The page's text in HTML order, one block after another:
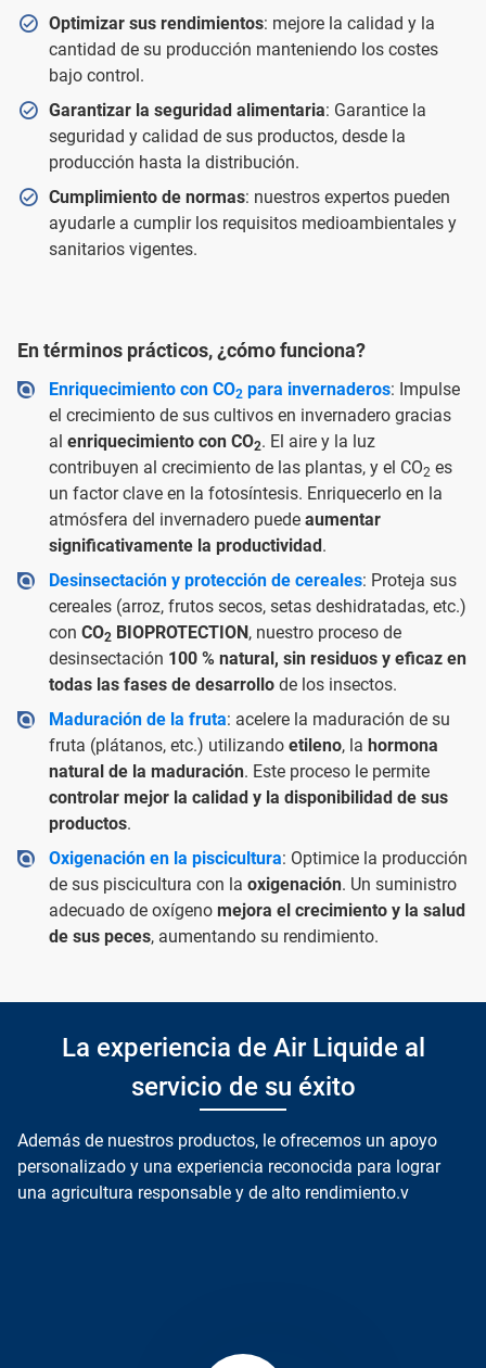
Optimizar sus rendimientos: mejore la calidad y la
cantidad de su producción manteniendo los costes
bajo control.
Garantizar la seguridad alimentaria: Garantice la
seguridad y calidad de sus productos, desde la
producción hasta la distribución.
Cumplimiento de normas: nuestros expertos pueden
ayudarle a cumplir los requisitos medioambientales y
sanitarios vigentes.
En términos prácticos, ¿cómo funciona?
Enriquecimiento con CO2para invernaderos: Impulse
el crecimiento de sus cultivos en invernadero gracias
al enriquecimiento con CO2. El aire y la luz
contribuyen al crecimiento de las plantas, y el CO2 es
un factor clave en la fotosíntesis. Enriquecerlo en la
atmósfera del invernadero puede aumentar
significativamente la productividad.
Desinsectación y protección de cereales: Proteja sus
cereales (arroz, frutos secos, setas deshidratadas, etc.)
con CO2BIOPROTECTION, nuestro proceso de
desinsectación 100 % natural, sin residuos y eficaz en
todas las fases de desarrollode los insectos.
Maduración de la fruta: acelere la maduración de su
fruta (plátanos, etc.) utilizando etileno, la hormona
natural de la maduración. Este proceso le permite
controlar mejor la calidad y la disponibilidad de sus
productos.
Oxigenación en la piscicultura: Optimice la producción
de sus piscicultura con la oxigenación. Un suministro
adecuado de oxígeno mejora el crecimiento y la salud
de sus peces, aumentando su rendimiento.
La experiencia de Air Liquide al
servicio de su éxito
Además de nuestros productos, le ofrecemos un apoyo
personalizado y una experiencia reconocida para lograr
una agricultura responsable y de alto rendimiento.v